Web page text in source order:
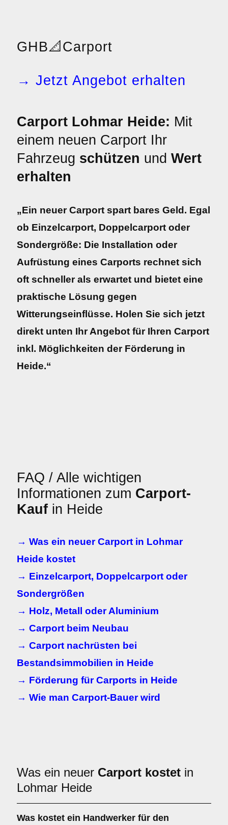
GHB📐 Carport
→ Jetzt Angebot erhalten
Carport Lohmar Heide: Mit
einem neuen Carport Ihr
Fahrzeug schützen und Wert
erhalten
„Ein neuer Carport spart bares Geld. Egal
ob Einzelcarport, Doppelcarport oder
Sondergröße: Die Installation oder
Aufrüstung eines Carports rechnet sich
oft schneller als erwartet und bietet eine
praktische Lösung gegen
Witterungseinflüsse. Holen Sie sich jetzt
direkt unten Ihr Angebot für Ihren Carport
inkl. Möglichkeiten der Förderung in
Heide.“
FAQ / Alle wichtigen
Informationen zum Carport-
Kauf in Heide
→ Was ein neuer Carport in Lohmar
Heide kostet
→ Einzelcarport, Doppelcarport oder
Sondergrößen
→ Holz, Metall oder Aluminium
→ Carport beim Neubau
→ Carport nachrüsten bei
Bestandsimmobilien in Heide
→ Förderung für Carports in Heide
→ Wie man Carport-Bauer wird
Was ein neuer Carport kostet in
Lohmar Heide
Was kostet ein Handwerker für den